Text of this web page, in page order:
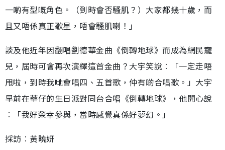
一啲有型嘅角色。（到時會否騷肌？）大家都幾十歲，而
且又唔係真正歌星，唔會騷肌喇！」
談及他近年因翻唱劉德華金曲《倒轉地球》而成為網民寵
兒，屆時可會再次演繹這首金曲？大宇笑說︰「一定走唔
甩啦，到時我哋會唱四、五首歌，仲有啲合唱歌。」大宇
早前在華仔的生日派對同台合唱《倒轉地球》，他開心說
︰「我好榮幸參與，當時感覺真係好夢幻。」
採訪︰黃曉妍